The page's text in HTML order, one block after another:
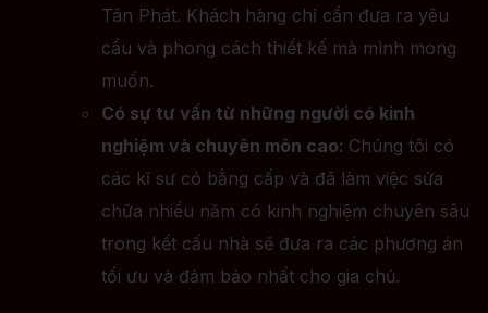
Tân Phát. Khách hàng chỉ cần đưa ra yêu
cầu và phong cách thiết kế mà mình mong
muốn.
Có sự tư vấn từ những người có kinh
nghiệm và chuyên môn cao: Chúng tôi có
các kĩ sư có bằng cấp và đã làm việc sửa
chữa nhiều năm có kinh nghiệm chuyên sâu
trong kết cấu nhà sẽ đưa ra các phương án
tối ưu và đảm bảo nhất cho gia chủ.